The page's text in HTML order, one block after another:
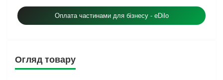
Оплата частинами для бізнесу - eDilo
Огляд товару